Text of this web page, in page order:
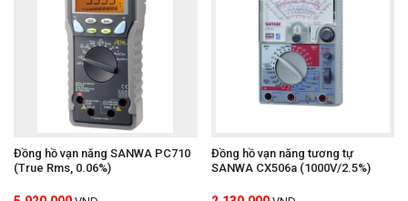
Đồng hồ vạn năng SANWA PC710
(True Rms, 0.06%)
Đồng hồ vạn năng tương tự
SANWA CX506a (1000V/2.5%)